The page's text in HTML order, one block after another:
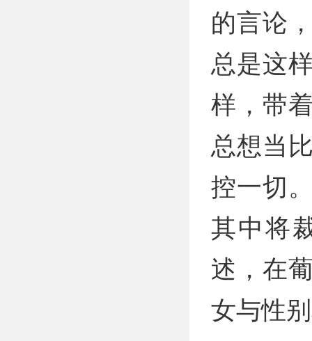
的言论
总是这
样，带
总想当
控一切
其中将
述，在
女与性